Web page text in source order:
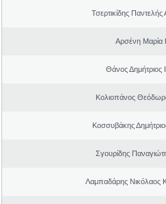
Τσερτικίδης Παντελής
Αρσένη Μαρία
Θάνος Δημήτριος
Κολιοπάνος
Κοσσυβάκης
Σγουρίδης
Λαμπαδάρης Νικόλαος